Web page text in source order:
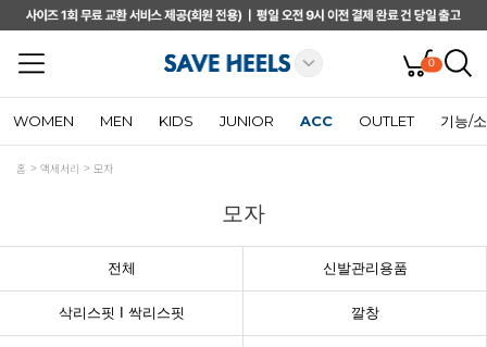
0
WOMEN MEN KIDS JUNIOR ACC OUTLET 기능/
홈 액세서리 모자
모자
전체 신발관리용품
삭리스핏 I 싹리스핏 깔창